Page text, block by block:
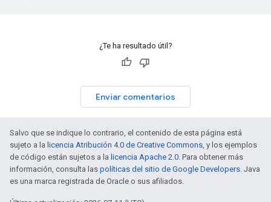
¿Te ha resultado útil?
Enviar comentarios
Salvo que se indique lo contrario, el contenido de esta página está
sujeto a la licencia Atribución 4.0 de Creative Commons, y los ejemplos
de código están sujetos a la licencia Apache 2.0. Para obtener más
información, consulta las políticas del sitio de Google Developers. Java
es una marca registrada de Oracle o sus afiliados.